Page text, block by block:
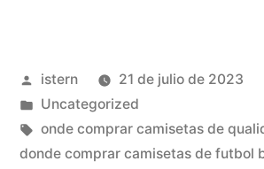
Publicado
por
istern
21 de julio de 2023
Publicado
en
Uncategorized
Etiquetas:
onde comprar camisetas de
donde comprar camisetas de futbol